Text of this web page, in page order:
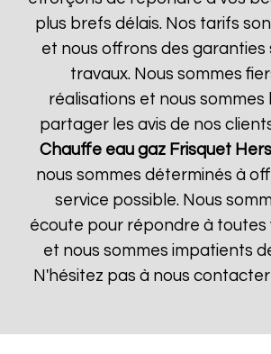
plus brefs délais. Nos tarifs
et nous offrons des garanties
travaux. Nous sommes
réalisations et nous sommes
partager les avis de nos
Chauffe eau gaz Frisquet
nous sommes déterminés à
service possible. Nous
écoute pour répondre à toutes
et nous sommes impatients
N'hésitez pas à nous